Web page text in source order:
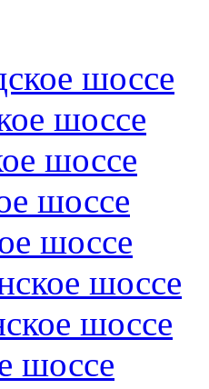
шоссе
шоссе
шоссе
шоссе
шоссе
шоссе
шоссе
шоссе